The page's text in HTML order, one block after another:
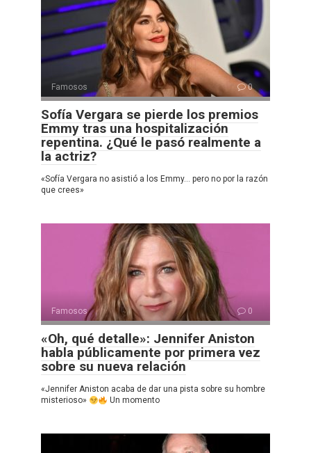
Famosos 0
Sofía Vergara se pierde los premios
Emmy tras una hospitalización
repentina. ¿Qué le pasó realmente a
la actriz?
«Sofía Vergara no asistió a los Emmy… pero no por la razón
que crees»
Famosos 0
«Oh, qué detalle»: Jennifer Aniston
habla públicamente por primera vez
sobre su nueva relación
«Jennifer Aniston acaba de dar una pista sobre su hombre
misterioso»
Un momento